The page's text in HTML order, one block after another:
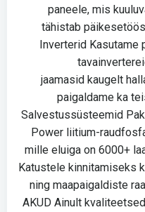
paneele, mis
tähistab
Inverterid Kasutame
jaamasid kaugelt
paigaldame ka
Salvestussüsteemid
Power liitium-
mille eluiga on 6000+
Katustele kinnitamiseks
ning maapaigaldiste
AKUD Ainult